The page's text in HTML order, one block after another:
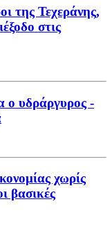
της Τεχεράνης,
στις
ο υδράργυρος -
χωρίς
βασικές